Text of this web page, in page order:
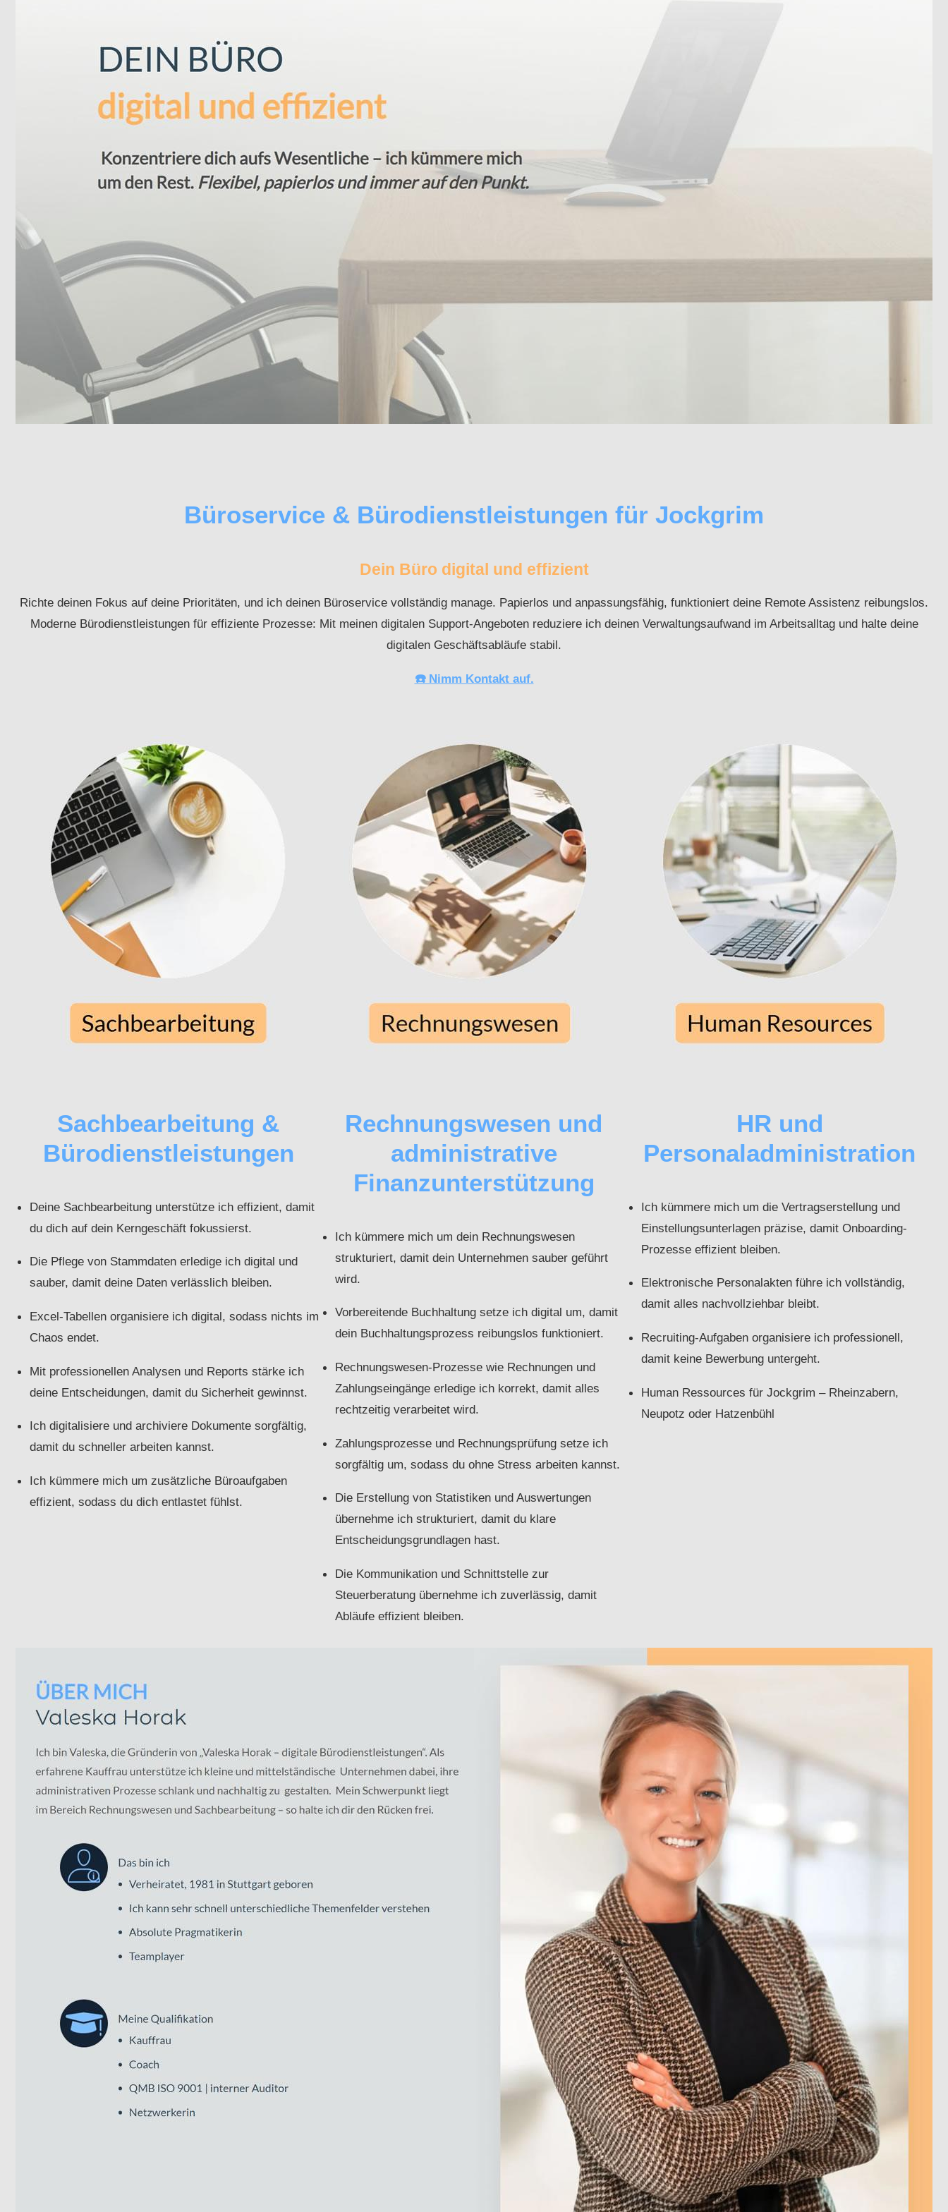
Büroservice & Bürodienstleistungen für Jockgrim
Dein Büro digital und effizient
Richte deinen Fokus auf deine Prioritäten, und ich deinen Büroservice vollständig manage. Papierlos und anpassungsfähig, funktioniert deine Remote Assistenz reibungslos.
Moderne Bürodienstleistungen für effiziente Prozesse: Mit meinen digitalen Support-Angeboten reduziere ich deinen Verwaltungsaufwand im Arbeitsalltag und halte deine
digitalen Geschäftsabläufe stabil.
☎️ Nimm Kontakt auf.
Sachbearbeitung &
Bürodienstleistungen
Deine Sachbearbeitung unterstütze ich effizient, damit
du dich auf dein Kerngeschäft fokussierst.
Die Pflege von Stammdaten erledige ich digital und
sauber, damit deine Daten verlässlich bleiben.
Excel-Tabellen organisiere ich digital, sodass nichts im
Chaos endet.
Mit professionellen Analysen und Reports stärke ich
deine Entscheidungen, damit du Sicherheit gewinnst.
Ich digitalisiere und archiviere Dokumente sorgfältig,
damit du schneller arbeiten kannst.
Ich kümmere mich um zusätzliche Büroaufgaben
effizient, sodass du dich entlastet fühlst.
Rechnungswesen und
administrative
Finanzunterstützung
Ich kümmere mich um dein Rechnungswesen
strukturiert, damit dein Unternehmen sauber geführt
wird.
Vorbereitende Buchhaltung setze ich digital um, damit
dein Buchhaltungsprozess reibungslos funktioniert.
Rechnungswesen-Prozesse wie Rechnungen und
Zahlungseingänge erledige ich korrekt, damit alles
rechtzeitig verarbeitet wird.
Zahlungsprozesse und Rechnungsprüfung setze ich
sorgfältig um, sodass du ohne Stress arbeiten kannst.
Die Erstellung von Statistiken und Auswertungen
übernehme ich strukturiert, damit du klare
Entscheidungsgrundlagen hast.
Die Kommunikation und Schnittstelle zur
Steuerberatung übernehme ich zuverlässig, damit
Abläufe effizient bleiben.
HR und
Personaladministration
Ich kümmere mich um die Vertragserstellung und
Einstellungsunterlagen präzise, damit Onboarding-
Prozesse effizient bleiben.
Elektronische Personalakten führe ich vollständig,
damit alles nachvollziehbar bleibt.
Recruiting-Aufgaben organisiere ich professionell,
damit keine Bewerbung untergeht.
Human Ressources für Jockgrim – Rheinzabern,
Neupotz oder Hatzenbühl